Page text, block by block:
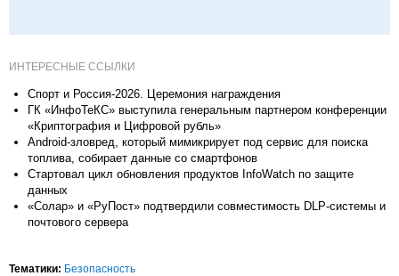
ИНТЕРЕСНЫЕ ССЫЛКИ
Спорт и Россия-2026. Церемония награждения
ГК «ИнфоТеКС» выступила генеральным партнером конференции
«Криптография и Цифровой рубль»
Android-зловред, который мимикрирует под сервис для поиска
топлива, собирает данные со смартфонов
Стартовал цикл обновления продуктов InfoWatch по защите
данных
«Солар» и «РуПост» подтвердили совместимость DLP-системы и
почтового сервера
Тематики: Безопасность